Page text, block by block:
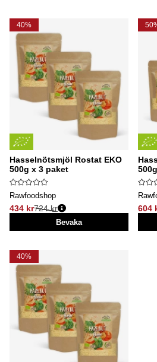
40%
Hasselnötsmjöl Rostat EKO
500g x 3 paket
Rawfoodshop
434 kr
Ordinarie pris:
724 kr
Bevaka
604
40%